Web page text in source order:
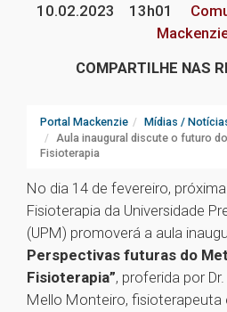
10.02.2023
13h01
COMPARTILHE NAS
Portal Mackenzie Mídias /
Aula inaugural discute o futuro
Fisioterapia
No dia 14 de fevereiro,
Fisioterapia da Universidade
(UPM) promoverá a aula
Perspectivas futuras do
Fisioterapia”, proferida por
Mello Monteiro, fisioterapeuta